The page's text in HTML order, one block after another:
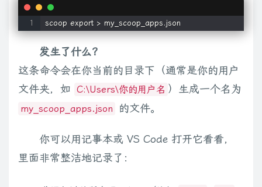
发生了什么？
这条命令会在你当前的目录下（通常是你的用户
文件夹，如 C:\Users\你的用户名 ）生成一个名为
my_scoop_apps.json 的文件。
你可以用记事本或 VS Code 打开它看看，
里面非常整洁地记录了：